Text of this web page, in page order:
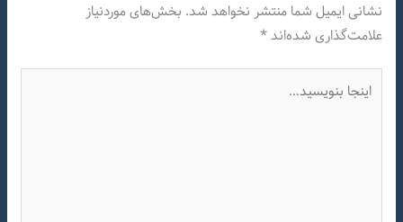
نشانی ایمیل شما منتشر نخواهد شد. بخش‌های موردنیاز
علامت‌گذاری شده‌اند*
بنویسید…